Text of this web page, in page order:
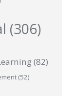
(306)
(82)
(52)